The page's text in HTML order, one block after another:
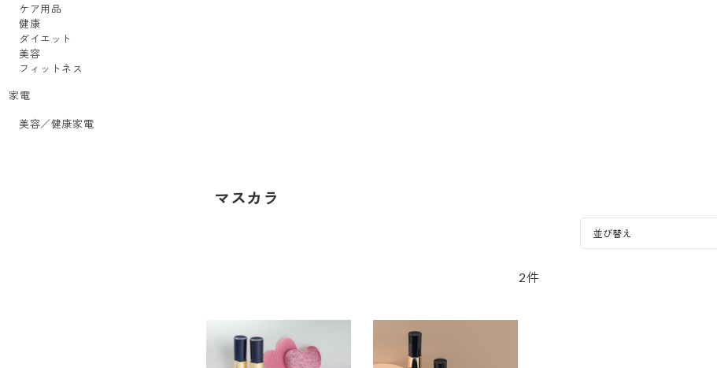
ケア用品
健康
ダイエット
美容
フィットネス
家電
美容／健康家電
マスカラ
2件